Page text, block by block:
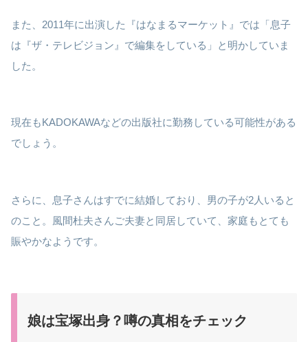
また、2011年に出演した『はなまるマーケット』では「息子
は『ザ・テレビジョン』で編集をしている」と明かしていま
した。
現在もKADOKAWAなどの出版社に勤務している可能性がある
でしょう。
さらに、息子さんはすでに結婚しており、男の子が2人いると
のこと。風間杜夫さんご夫妻と同居していて、家庭もとても
賑やかなようです。
娘は宝塚出身？噂の真相をチェック